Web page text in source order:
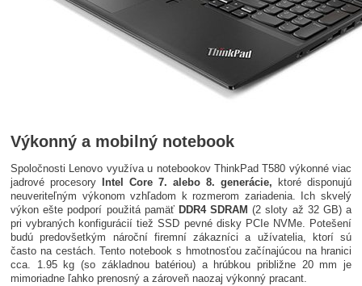
Výkonný a mobilný notebook
Spoločnosti Lenovo využíva u notebookov ThinkPad T580 výkonné viac
jadrové procesory
Intel Core 7. alebo 8. generácie, ktoré disponujú
neuveriteľným výkonom vzhľadom k rozmerom zariadenia. Ich skvelý
výkon ešte podporí použitá pamäť DDR4 SDRAM (2 sloty až 32 GB) a
pri vybraných konfigurácií tiež SSD pevné disky PCIe NVMe. Potešení
budú predovšetkým nároční firemní zákazníci a užívatelia, ktorí sú
často na cestách. Tento notebook s hmotnosťou začínajúcou na hranici
cca. 1.95 kg (so základnou batériou) a hrúbkou približne 20 mm je
mimoriadne ľahko prenosný a zároveň naozaj výkonný pracant.